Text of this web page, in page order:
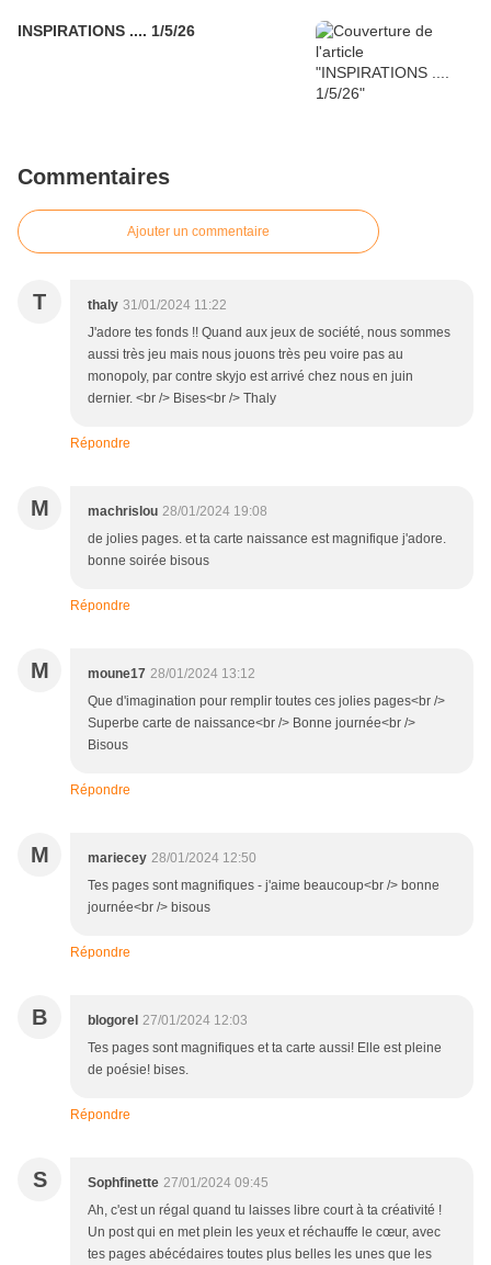
INSPIRATIONS .... 1/5/26
Commentaires
Ajouter un commentaire
T thaly 31/01/2024 11:22
J'adore tes fonds !! Quand aux jeux de société, nous sommes
aussi très jeu mais nous jouons très peu voire pas au
monopoly, par contre skyjo est arrivé chez nous en juin
dernier. <br /> Bises<br /> Thaly
Répondre
M machrislou 28/01/2024 19:08
de jolies pages. et ta carte naissance est magnifique j'adore.
bonne soirée bisous
Répondre
M moune17 28/01/2024 13:12
Que d'imagination pour remplir toutes ces jolies pages<br />
Superbe carte de naissance<br /> Bonne journée<br />
Bisous
Répondre
M mariecey 28/01/2024 12:50
Tes pages sont magnifiques - j'aime beaucoup<br /> bonne
journée<br /> bisous
Répondre
B blogorel 27/01/2024 12:03
Tes pages sont magnifiques et ta carte aussi! Elle est pleine
de poésie! bises.
Répondre
S Sophfinette 27/01/2024 09:45
Ah, c'est un régal quand tu laisses libre court à ta créativité !
Un post qui en met plein les yeux et réchauffe le cœur, avec
tes pages abécédaires toutes plus belles les unes que les